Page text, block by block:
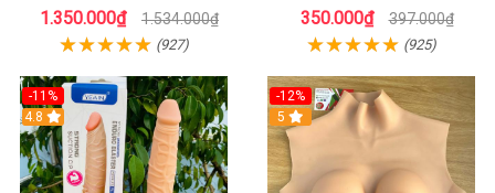
xa qua app
1.350.000₫ 1.534.000₫
(927)
rung giá tốt
350.000₫ 397.000₫
(925)
-11%
4.8
-12%
5